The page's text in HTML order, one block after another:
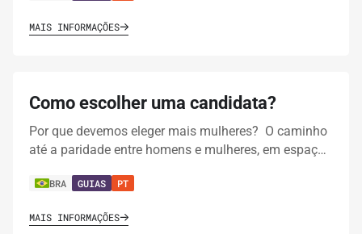
MAIS INFORMAÇÕES
Como escolher uma candidata?
Por que devemos eleger mais mulheres? O caminho
até a paridade entre homens e mulheres, em espaç…
BRA GUIAS PT
MAIS INFORMAÇÕES